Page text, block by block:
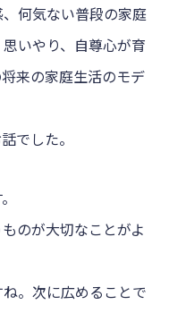
何気ない普段の家庭
いやり、自尊心が育
来の家庭生活のモデ
でした。
のが大切なことがよ
ね。次に広めることで